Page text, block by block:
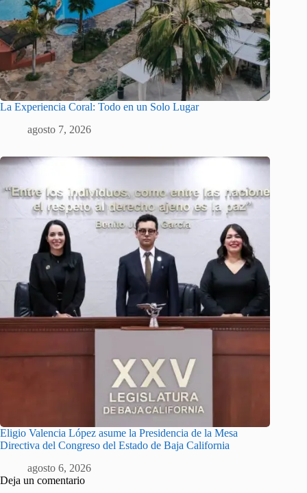
La Experiencia Coral: Todo en un Solo Lugar
agosto 7, 2026
Eligio Valencia López asume la Presidencia de la Mesa
Directiva del Congreso del Estado de Baja California
agosto 6, 2026
Deja un comentario